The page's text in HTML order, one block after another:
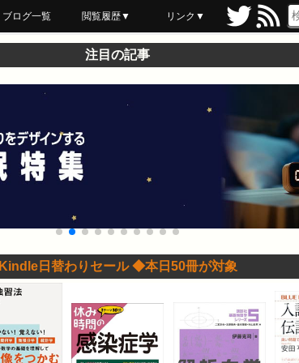
ブログ一覧 閲覧履歴▼
最近読んだ
あとで読む
ブックマーク
リンク▼
注目の記事
Kindle日替わりセール ◆本日50冊が対象